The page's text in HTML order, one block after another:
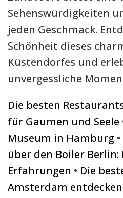
Sehenswürdigkeiten
jeden Geschmack.
Schönheit dieses
Küstendorfes und
unvergessliche
Die besten
für Gaumen und Seele
Museum in Hamburg •
über den Boiler
Erfahrungen • Die
Amsterdam entdecken